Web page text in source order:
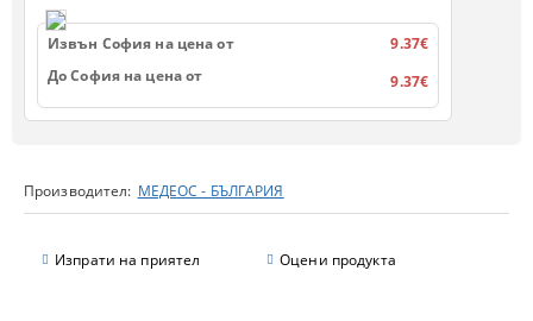
Производител: МЕДЕОС - БЪЛГАРИЯ
Изпрати на приятел Оцени продукта
Извън София на цена от
9.37€
До София на цена от
9.37€